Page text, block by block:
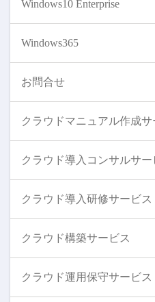
Windows10 Enterprise
Windows365
お問合せ
クラウドマニュアル作成サ
クラウド導入コンサルサー
クラウド導入研修サービス
クラウド構築サービス
クラウド運用保守サービス